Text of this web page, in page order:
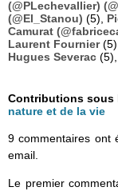
(@PLechevallier)
(@El_Stanou) (5),
Camurat
Laurent Fournier(5),
Hugues Severac (5),
Contributions sous
nature et de la vie
9 commentaires ont
email.
Le premier